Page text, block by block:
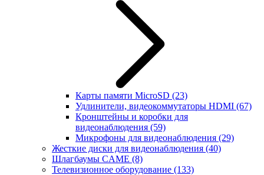
Карты памяти MicroSD (23)
Удлинители, видеокоммутаторы HDMI (67)
Кронштейны и коробки для
видеонаблюдения (59)
Микрофоны для видеонаблюдения (29)
Жесткие диски для видеонаблюдения (40)
Шлагбаумы CAME (8)
Телевизионное оборудование (133)